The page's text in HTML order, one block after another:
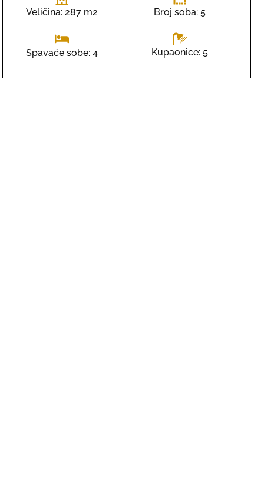
Veličina: 287 m2 Broj soba: 5
Spavaće sobe: 4 Kupaonice: 5